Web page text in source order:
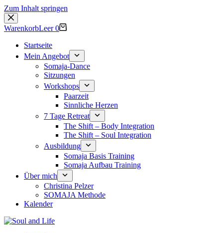
Zum Inhalt springen
WarenkorbLeer 0
Startseite
Mein Angebot
Somaja-Dance
Sitzungen
Workshops
Paarzeit
Sinnliche Herzen
7 Tage Retreat
The Shift – Body Integration
The Shift – Soul Integration
Ausbildung
Somaja Basis Training
Somaja Aufbau Training
Über mich
Christina Pelzer
SOMAJA Methode
Kalender